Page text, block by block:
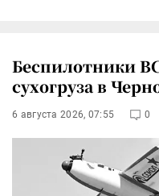
Беспилотники
сухогруза в
6 августа 2026, 07:55 0